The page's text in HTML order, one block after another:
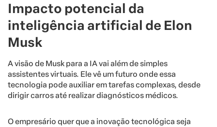
Impacto potencial da
inteligência artificial de Elon
Musk
A visão de Musk para a IA vai além de simples
assistentes virtuais. Ele vê um futuro onde essa
tecnologia pode auxiliar em tarefas complexas, desde
dirigir carros até realizar diagnósticos médicos.
O empresário quer que a inovação tecnológica seja